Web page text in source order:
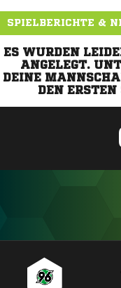
SPIELBERICHTE &
ES WURDEN
ANGELEGT.
DEINE
DEN